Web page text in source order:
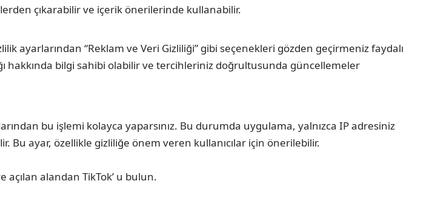
çıkarabilir ve içerik önerilerinde kullanabilir.
ayarlarından “Reklam ve Veri Gizliliği” gibi seçenekleri gözden geçirmeniz faydalı
hakkında bilgi sahibi olabilir ve tercihleriniz doğrultusunda güncellemeler
bu işlemi kolayca yaparsınız. Bu durumda uygulama, yalnızca IP adresiniz
Bu ayar, özellikle gizliliğe önem veren kullanıcılar için önerilebilir.
açılan alandan TikTok’ u bulun.